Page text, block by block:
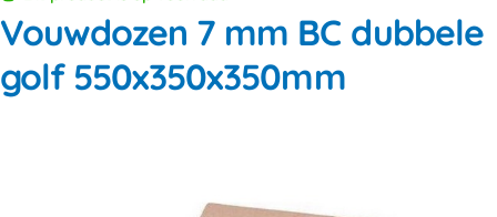
Vouwdozen 7 mm BC dubbele
golf 550x350x350mm